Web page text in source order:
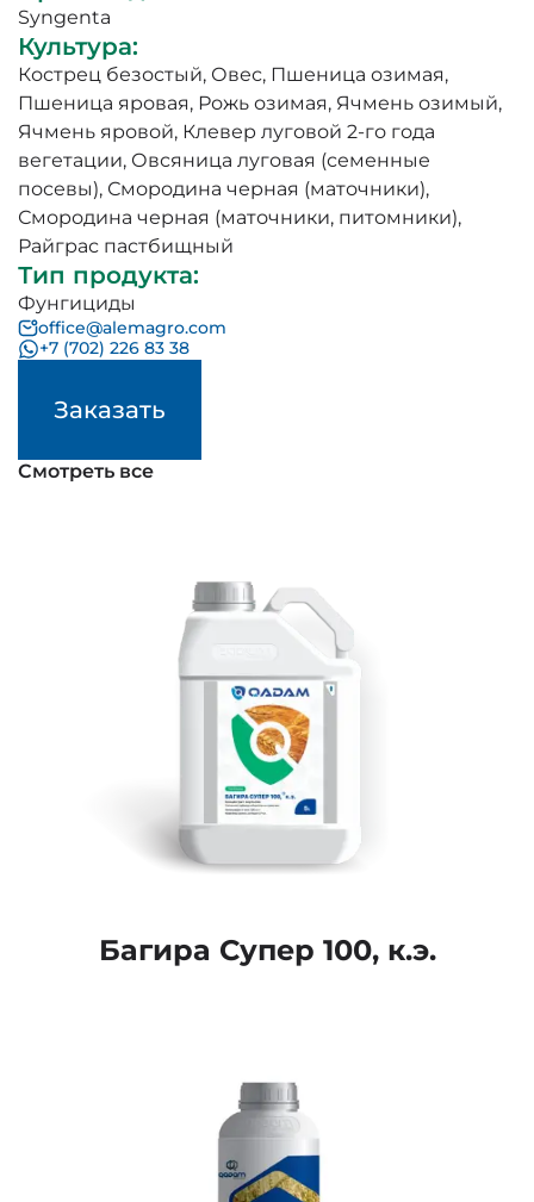
Syngenta
Культура:
Кострец безостый, Овес, Пшеница озимая,
Пшеница яровая, Рожь озимая, Ячмень озимый,
Ячмень яровой, Клевер луговой 2-го года
вегетации, Овсяница луговая (семенные
посевы), Смородина черная (маточники),
Смородина черная (маточники, питомники),
Райграс пастбищный
Тип продукта:
Фунгициды
Заказать
office@alemagro.com
+7 (702) 226 83 38
Смотреть все
Багира Супер 100, к.э.